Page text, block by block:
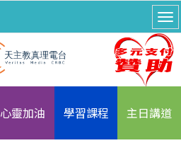
心靈加油 學習課程 主日講道